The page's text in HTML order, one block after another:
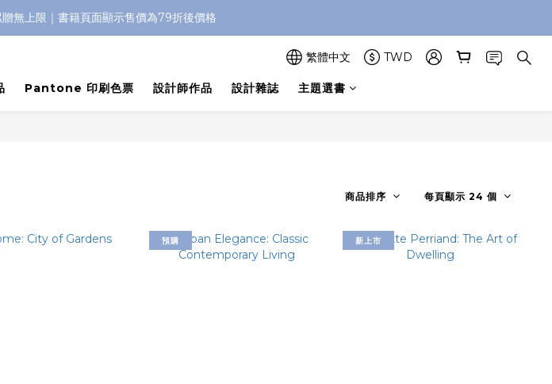
無上限｜書籍頁面顯示售價為79折後價格
繁體中文 TWD
Pantone 印刷色票 設計師作品 設計雜誌 主題選書
商品排序 每頁顯示 24 個
預購 新上市